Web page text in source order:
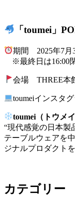
「toumei」
期間 2025年7月
※最終日は16:00
会場 THREE本
toumeiインスタ
toumei（トウメイ
“現代感覚の日本製
テーブルウェアを
ジナルプロダクト
カテゴリー